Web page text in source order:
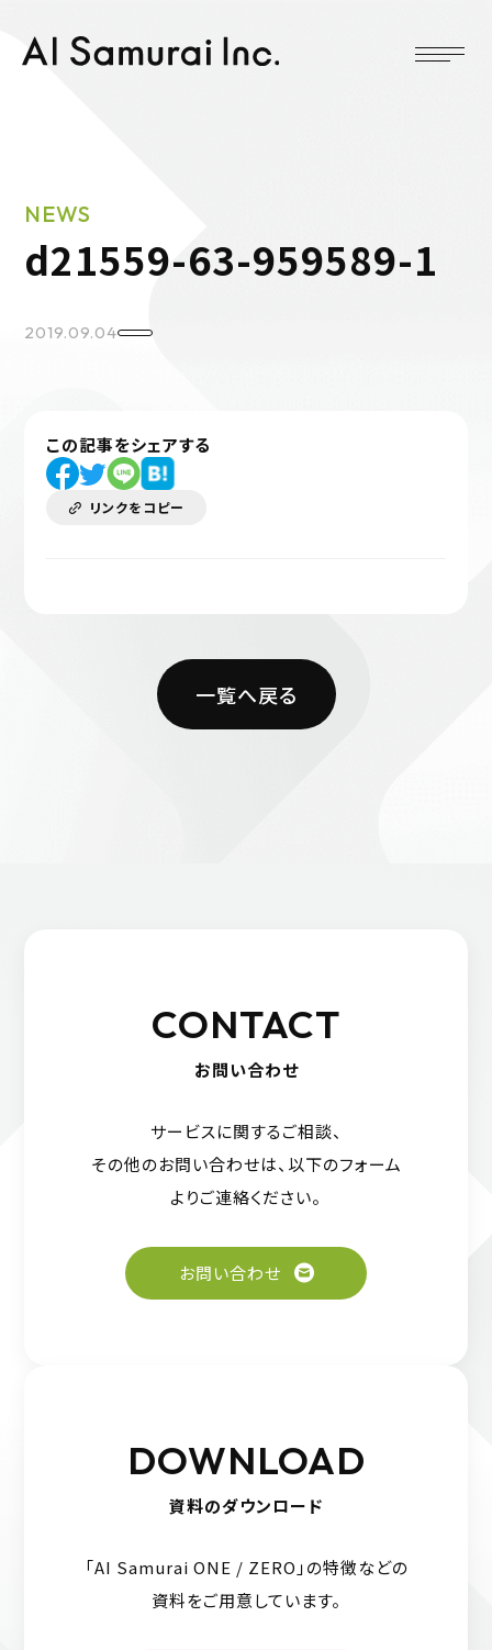
d21559-63-959589-1
NEWS
2019.09.04
この記事をシェアする
リンクをコピー
一覧へ戻る
CONTACT
お問い合わせ
サービスに関するご相談、
その他のお問い合わせは、 以下のフォーム
よりご連絡ください。
お問い合わせ
DOWNLOAD
資料のダウンロード
「AI Samurai ONE / ZERO」の特徴などの
資料をご用意しています。